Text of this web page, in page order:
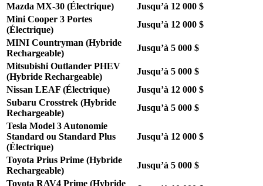
Mazda MX-30 (Électrique)
Jusqu’à 12 000 $
Mini Cooper 3 Portes
(Électrique)
Jusqu’à 12 000 $
MINI Countryman (Hybride
Rechargeable)
Jusqu’à 5 000 $
Mitsubishi Outlander PHEV
(Hybride Rechargeable)
Jusqu’à 5 000 $
Nissan LEAF (Électrique)
Jusqu’à 12 000 $
Subaru Crosstrek (Hybride
Rechargeable)
Jusqu’à 5 000 $
Tesla Model 3 Autonomie
Standard ou Standard Plus
(Électrique)
Jusqu’à 12 000 $
Toyota Prius Prime (Hybride
Rechargeable)
Jusqu’à 5 000 $
Toyota RAV4 Prime (Hybride